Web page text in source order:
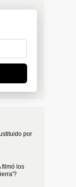
por
filmó los